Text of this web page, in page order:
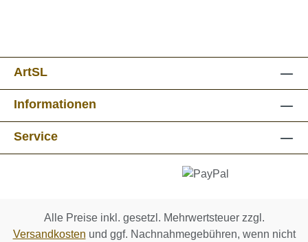
ArtSL
Informationen
Service
Alle Preise inkl. gesetzl. Mehrwertsteuer zzgl.
Versandkosten und ggf. Nachnahmegebühren, wenn nicht